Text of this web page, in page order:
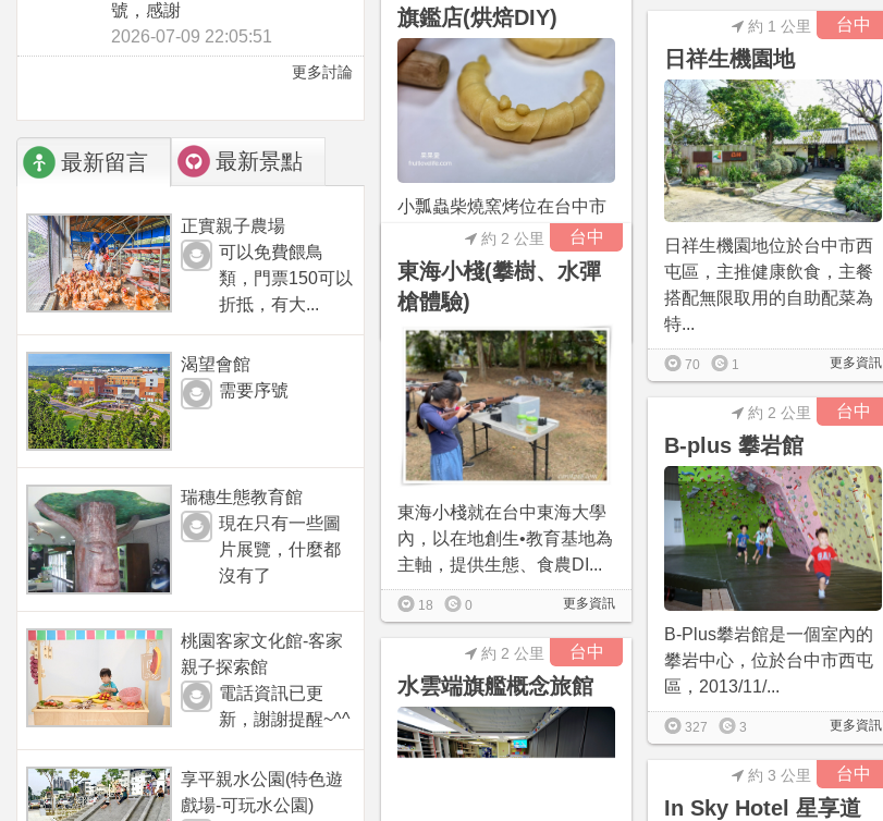
號，感謝
2026-07-09 22:05:51
更多討論
最新留言 最新景點
正實親子農場
可以免費餵鳥
類，門票150可以
折抵，有大...
渴望會館
需要序號
瑞穗生態教育館
現在只有一些圖
片展覽，什麼都
沒有了
桃園客家文化館-客家
親子探索館
電話資訊已更
新，謝謝提醒~^^
享平親水公園(特色遊
戲場-可玩水公園)
旗鑑店(烘焙DIY)
小瓢蟲柴燒窯烤位在台中市
西屯區，裡面以供應柴燒窯
烤麵包為主，同時搭配販售
蔬...
更多資訊
台中
日祥生機園地
約 1 公里
日祥生機園地位於台中市西
屯區，主推健康飲食，主餐
搭配無限取用的自助配菜為
特...
更多資訊
70 1
台中
東海小棧(攀樹、水彈
槍體驗)
約 2 公里
東海小棧就在台中東海大學
內，以在地創生•教育基地為
主軸，提供生態、食農DI...
更多資訊
18 0
台中
B-plus 攀岩館
約 2 公里
B-Plus攀岩館是一個室內的
攀岩中心，位於台中市西屯
區，2013/11/...
更多資訊
327 3
台中
水雲端旗艦概念旅館
約 2 公里
台中
In Sky Hotel 星享道
約 3 公里